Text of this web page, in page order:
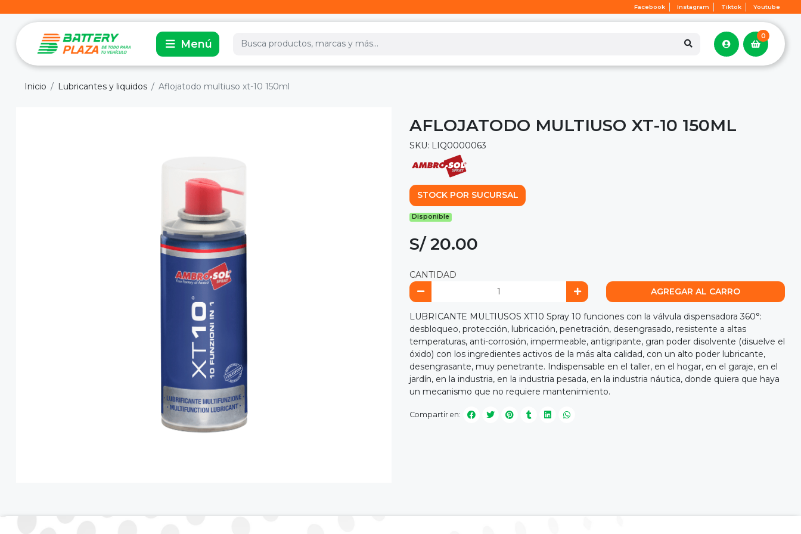
Facebook Instagram Tiktok Youtube
0
Inicio Lubricantes y liquidos Aflojatodo multiuso xt-10 150ml
AFLOJATODO MULTIUSO XT-10 150ML
SKU: LIQ0000063
STOCK POR SUCURSAL
Disponible
S/ 20.00
CANTIDAD
AGREGAR AL CARRO
LUBRICANTE MULTIUSOS XT10 Spray 10 funciones con la válvula dispensadora 360°:
desbloqueo, protección, lubricación, penetración, desengrasado, resistente a altas
temperaturas, anti-corrosión, impermeable, antigripante, gran poder disolvente (disuelve el
óxido) con los ingredientes activos de la más alta calidad, con un alto poder lubricante,
desengrasante, muy penetrante. Indispensable en el taller, en el hogar, en el garaje, en el
jardín, en la industria, en la industria pesada, en la industria náutica, donde quiera que haya
un mecanismo que no requiere mantenimiento.
Compartir en: